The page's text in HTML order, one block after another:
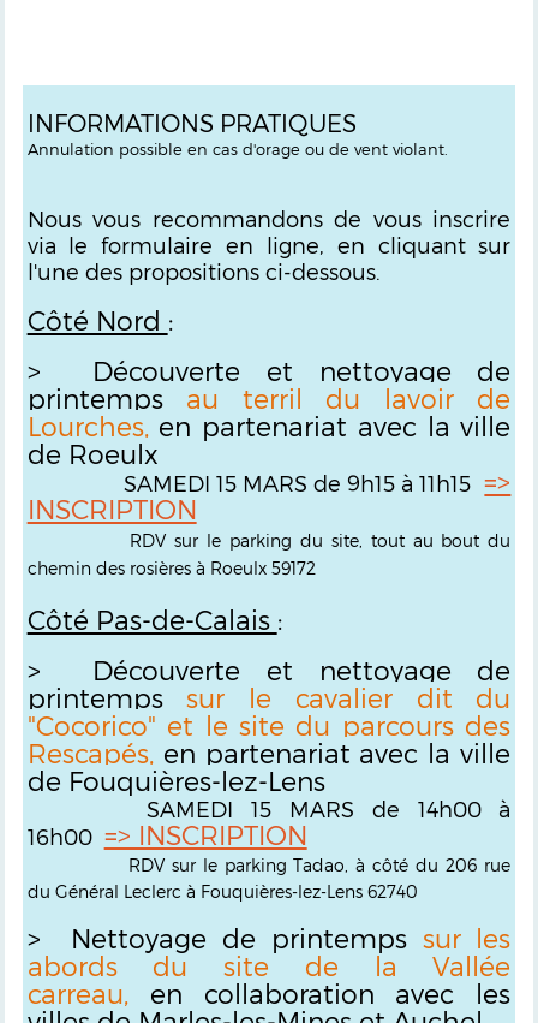
INFORMATIONS PRATIQUES
Annulation possible en cas d'orage ou de vent violant.
Nous vous recommandons de vous inscrire
via le formulaire en ligne, en cliquant sur
l'une des propositions ci-dessous.
Côté Nord :
> Découverte et nettoyage de
printemps au terril du lavoir de
Lourches, en partenariat avec la ville
de Roeulx
SAMEDI 15 MARS de 9h15 à 11h15 =>
INSCRIPTION
RDV sur le parking du site, tout au bout du
chemin des rosières à Roeulx 59172
Côté Pas-de-Calais :
> Découverte et nettoyage de
printempssur le cavalier dit du
"Cocorico" et le site du parcours des
Rescapés, en partenariat avec la ville
de Fouquières-lez-Lens
SAMEDI 15 MARS de 14h00 à
16h00 => INSCRIPTION
RDV sur le parking Tadao, à côté du 206 rue
du Général Leclerc à Fouquières-lez-Lens 62740
> Nettoyage de printemps sur les
abords du site de la Vallée
carreau,
en collaboration avec les